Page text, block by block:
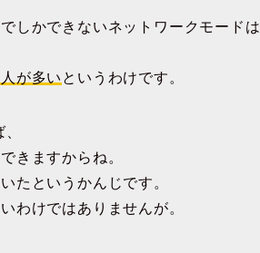
しかできないネットワークモードは
が多い というわけです。
きますからね。
たというかんじです。
わけではありませんが。